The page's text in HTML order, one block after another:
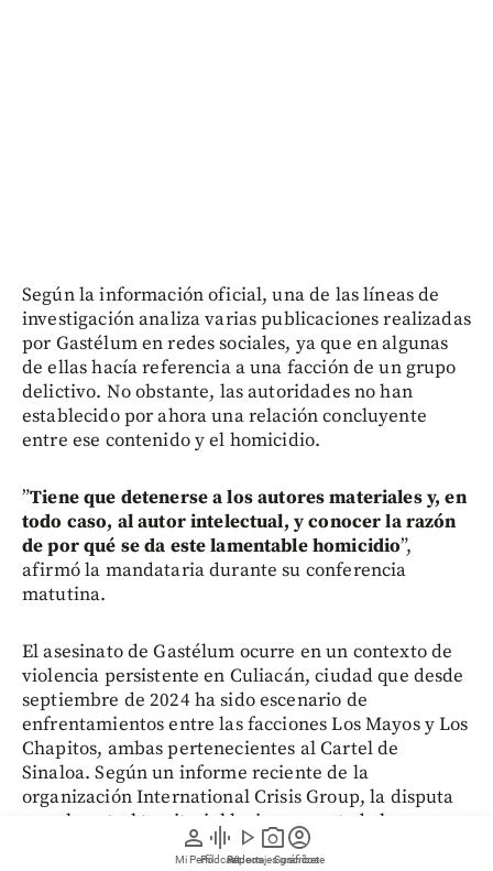
person
Mi Perfil
graphic_eq
Pódcast
play_arrow
Videos
photo_camera
Reportajes gráficos
account_circle
Suscríbete
Según la información oficial, una de las líneas de
investigación analiza varias publicaciones realizadas
por Gastélum en redes sociales, ya que en algunas
de ellas hacía referencia a una facción de un grupo
delictivo. No obstante, las autoridades no han
establecido por ahora una relación concluyente
entre ese contenido y el homicidio.
”Tiene que detenerse a los autores materiales y, en
todo caso, al autor intelectual, y conocer la razón
de por qué se da este lamentable homicidio”,
afirmó la mandataria durante su conferencia
matutina.
El asesinato de Gastélum ocurre en un contexto de
violencia persistente en Culiacán, ciudad que desde
septiembre de 2024 ha sido escenario de
enfrentamientos entre las facciones Los Mayos y Los
Chapitos, ambas pertenecientes al Cartel de
Sinaloa. Según un informe reciente de la
organización International Crisis Group, la disputa
por el control territorial ha incrementado los
homicidios y otros hechos violentos en la región.